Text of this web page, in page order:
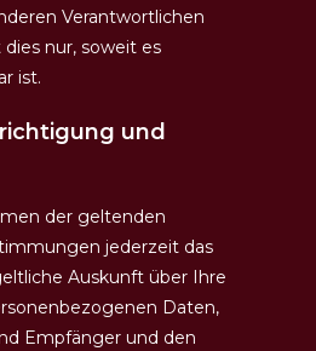
Verantwortlichen
nur, soweit es
ist.
und
der geltenden
jederzeit das
Auskunft über Ihre
Daten,
Empfänger und den